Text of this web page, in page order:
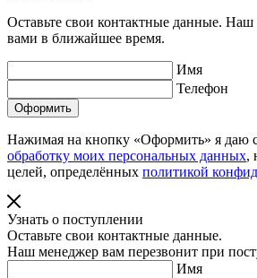
Оставьте свои контактные данные. Наш
вами в ближайшее время.
Имя
Телефон
Нажимая на кнопку «Оформить» я даю
обработку моих персональных данных,
целей, определённых политикой
Узнать о поступлении
Оставьте свои контактные данные.
Наш менеджер вам перезвонит при
Имя